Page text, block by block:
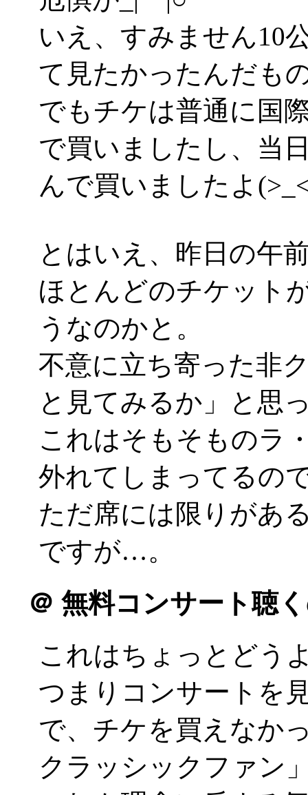
いえ、すみません10
て見たかったんだも
でもチケは普通に国
で買いましたし、当
んで買いましたよ
とはいえ、昨日の午
ほとんどのチケット
うなのかと。
不意に立ち寄った非
と見てみるか」と思
これはそもそものラ
外れてしまってるの
ただ席には限りがあ
ですが…。
＠ 無料コンサート聴
これはちょっとどう
つまりコンサートを
で、チケを買えなか
クラッシックファン